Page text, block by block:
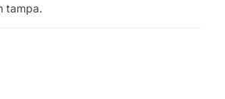
tampa.